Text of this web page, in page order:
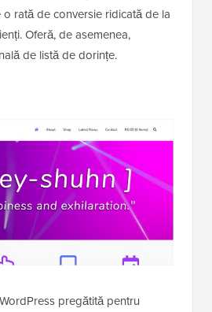
rată de conversie ridicată de la
Oferă, de asemenea,
de listă de dorințe.
pregătită pentru